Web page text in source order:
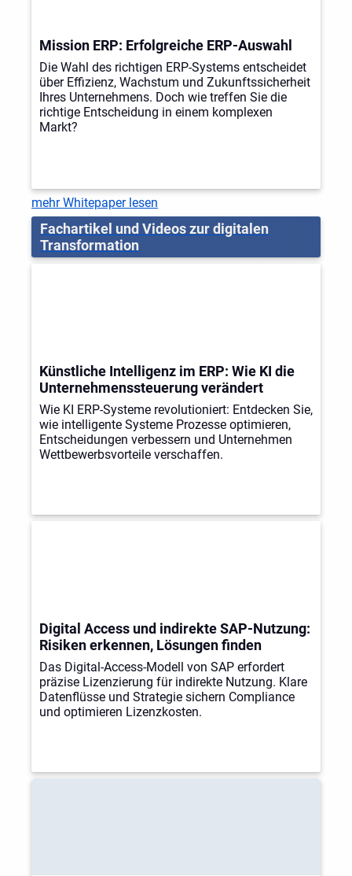
Mission ERP: Erfolgreiche ERP-Auswahl
Die Wahl des richtigen ERP-Systems entscheidet
über Effizienz, Wachstum und Zukunftssicherheit
Ihres Unternehmens. Doch wie treffen Sie die
richtige Entscheidung in einem komplexen
Markt?
mehr Whitepaper lesen
Fachartikel und Videos zur digitalen
Transformation
Künstliche Intelligenz im ERP: Wie KI die
Unternehmenssteuerung verändert
Wie KI ERP-Systeme revolutioniert: Entdecken Sie,
wie intelligente Systeme Prozesse optimieren,
Entscheidungen verbessern und Unternehmen
Wettbewerbsvorteile verschaffen.
Digital Access und indirekte SAP-Nutzung:
Risiken erkennen, Lösungen finden
Das Digital-Access-Modell von SAP erfordert
präzise Lizenzierung für indirekte Nutzung. Klare
Datenflüsse und Strategie sichern Compliance
und optimieren Lizenzkosten.